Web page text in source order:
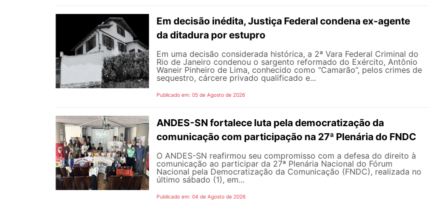
Em decisão inédita, Justiça Federal condena ex-agente
da ditadura por estupro
Em uma decisão considerada histórica, a 2ª Vara Federal Criminal do
Rio de Janeiro condenou o sargento reformado do Exército, Antônio
Waneir Pinheiro de Lima, conhecido como "Camarão”, pelos crimes de
sequestro, cárcere privado qualificado e...
Publicado em: 05 de Agosto de 2026
ANDES-SN fortalece luta pela democratização da
comunicação com participação na 27ª Plenária do FNDC
O ANDES-SN reafirmou seu compromisso com a defesa do direito à
comunicação ao participar da 27ª Plenária Nacional do Fórum
Nacional pela Democratização da Comunicação (FNDC), realizada no
último sábado (1), em...
Publicado em: 04 de Agosto de 2026